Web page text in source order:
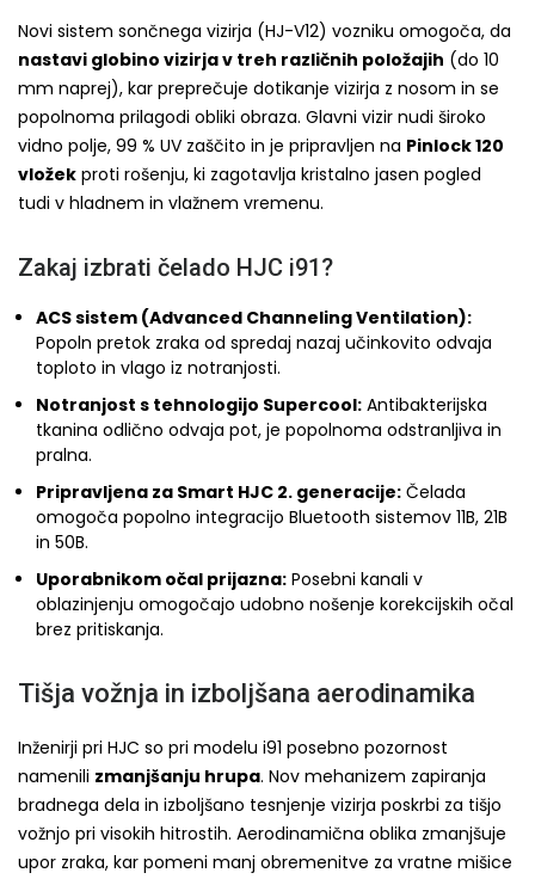
Novi sistem sončnega vizirja (HJ-V12) vozniku omogoča, da
nastavi globino vizirja v treh različnih položajih (do 10
mm naprej), kar preprečuje dotikanje vizirja z nosom in se
popolnoma prilagodi obliki obraza. Glavni vizir nudi široko
vidno polje, 99 % UV zaščito in je pripravljen na Pinlock 120
vložek proti rošenju, ki zagotavlja kristalno jasen pogled
tudi v hladnem in vlažnem vremenu.
Zakaj izbrati čelado HJC i91?
ACS sistem (Advanced Channeling Ventilation):
Popoln pretok zraka od spredaj nazaj učinkovito odvaja
toploto in vlago iz notranjosti.
Notranjost s tehnologijo Supercool: Antibakterijska
tkanina odlično odvaja pot, je popolnoma odstranljiva in
pralna.
Pripravljena za Smart HJC 2. generacije: Čelada
omogoča popolno integracijo Bluetooth sistemov 11B, 21B
in 50B.
Uporabnikom očal prijazna: Posebni kanali v
oblazinjenju omogočajo udobno nošenje korekcijskih očal
brez pritiskanja.
Tišja vožnja in izboljšana aerodinamika
Inženirji pri HJC so pri modelu i91 posebno pozornost
namenili zmanjšanju hrupa. Nov mehanizem zapiranja
bradnega dela in izboljšano tesnjenje vizirja poskrbi za tišjo
vožnjo pri visokih hitrostih. Aerodinamična oblika zmanjšuje
upor zraka, kar pomeni manj obremenitve za vratne mišice